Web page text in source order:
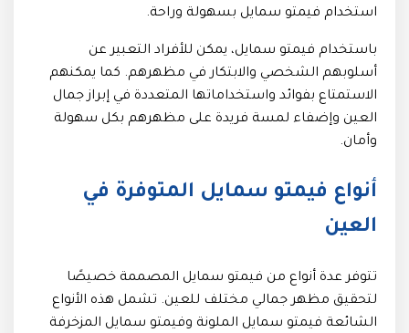
استخدام فيمتو سمايل بسهولة وراحة.
باستخدام فيمتو سمايل، يمكن للأفراد التعبير عن
أسلوبهم الشخصي والابتكار في مظهرهم. كما يمكنهم
الاستمتاع بفوائد واستخداماتها المتعددة في إبراز جمال
العين وإضفاء لمسة فريدة على مظهرهم بكل سهولة
وأمان.
أنواع فيمتو سمايل المتوفرة في
العين
تتوفر عدة أنواع من فيمتو سمايل المصممة خصيصًا
لتحقيق مظهر جمالي مختلف للعين. تشمل هذه الأنواع
الشائعة فيمتو سمايل الملونة وفيمتو سمايل المزخرفة